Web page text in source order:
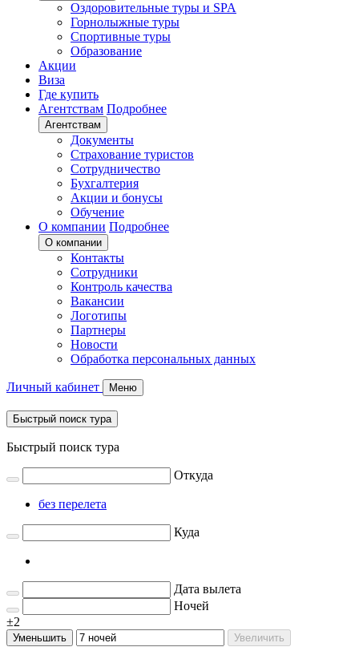
Оздоровительные туры и SPA
Горнолыжные туры
Спортивные туры
Образование
Акции
Виза
Где купить
Агентствам Подробнее
Агентствам
Документы
Страхование туристов
Сотрудничество
Бухгалтерия
Акции и бонусы
Обучение
О компании Подробнее
О компании
Контакты
Сотрудники
Контроль качества
Вакансии
Логотипы
Партнеры
Новости
Обработка персональных данных
Личный кабинет Меню
Быстрый поиск тура
Быстрый поиск тура
Откуда
без перелета
Куда
Дата вылета
Ночей
±2
Уменьшить Увеличить